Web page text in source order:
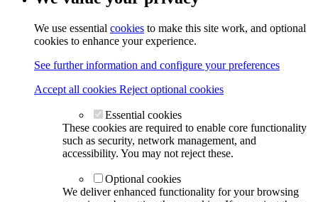
We use essential cookies to make this site work, and optional
cookies to enhance your experience.
See further information and configure your preferences
Accept all cookies Reject optional cookies
Essential cookies
These cookies are required to enable core functionality
such as security, network management, and
accessibility. You may not reject these.
Optional cookies
We deliver enhanced functionality for your browsing